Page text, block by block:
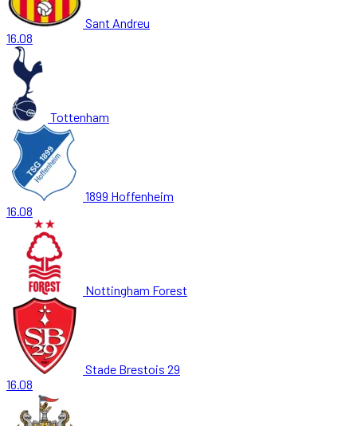
Sant Andreu
16.08
Tottenham
1899 Hoffenheim
16.08
Nottingham Forest
Stade Brestois 29
16.08